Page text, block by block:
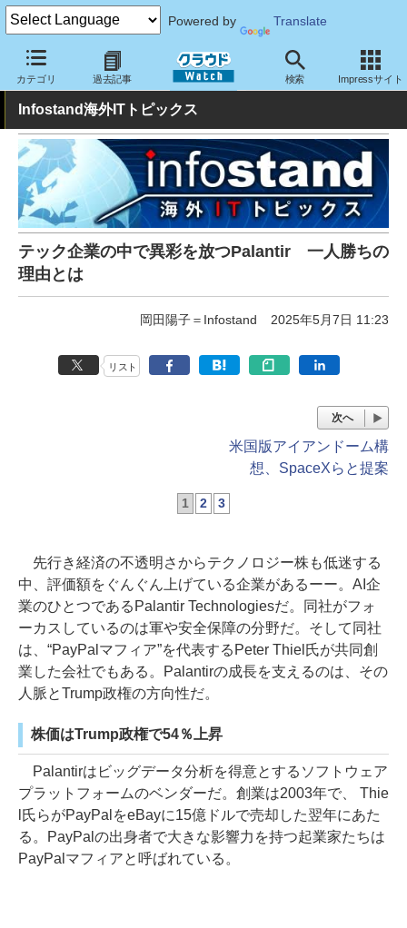
Powered by Translate
カテゴリ 過去記事 検索 Impressサイト
クラウド Watch トピック 業界動向
Infostand海外ITトピックス
テック企業の中で異彩を放つPalantir 一人勝ちの
理由とは
岡田陽子＝Infostand 2025年5月7日 11:23
リスト
次へ
米国版アイアンドーム構
想、SpaceXらと提案
1 2 3
先行き経済の不透明さからテクノロジー株も低迷する
中、評価額をぐんぐん上げている企業があるーー。AI企
業のひとつであるPalantir Technologiesだ。同社がフォ
ーカスしているのは軍や安全保障の分野だ。そして同社
は、“PayPalマフィア”を代表するPeter Thiel氏が共同創
業した会社でもある。Palantirの成長を支えるのは、その
人脈とTrump政権の方向性だ。
株価はTrump政権で54％上昇
Palantirはビッグデータ分析を得意とするソフトウェア
プラットフォームのベンダーだ。創業は2003年で、 Thie
l氏らがPayPalをeBayに15億ドルで売却した翌年にあた
る。PayPalの出身者で大きな影響力を持つ起業家たちは
PayPalマフィアと呼ばれている。